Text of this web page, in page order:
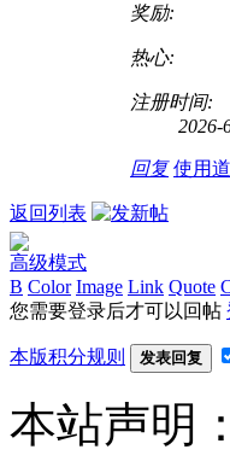
奖励:
热心:
注册时间:
2026-
回复 使用
返回列表
高级模式
B Color Image Link Quote
您需要登录后才可以回帖
本版积分规则 发表回复
本站声明